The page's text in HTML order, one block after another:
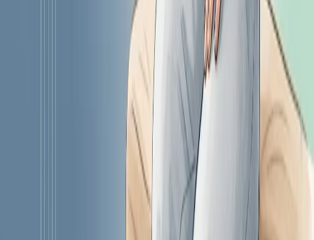
Читайте также по теме
Панкреатит: острый и хронический – причины, симптомы и
Что такое панкреатит, чем отличается острая форма от
хронической, какие симптомы и причины у воспаления
поджелудочной железы и как его лечат.
Диета при панкреатите: стол №5 – что можно и что нельзя
Как питаться при панкреатите: принципы диеты стол №5,
список разрешённых и запрещённых продуктов, примерное
меню и практические советы по рациону.
Панкреатит: симптомы, причины и что делать при приступе
Острый панкреатит — боль, которую трудно перепутать.
Рассказываем о симптомах, причинах и неотложной помощи